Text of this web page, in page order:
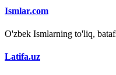
Ismlar.com
O'zbek Ismlarning to'liq,
Latifa.uz